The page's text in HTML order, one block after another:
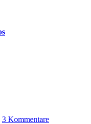
3 Kommentare